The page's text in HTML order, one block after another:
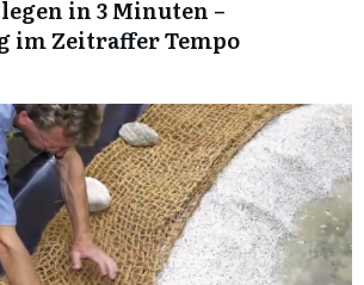
in 3 Minuten –
im Zeitraffer Tempo